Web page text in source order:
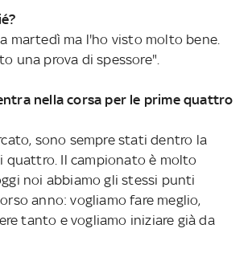
martedì ma l'ho visto molto bene.
una prova di spessore".
nella corsa per le prime quattro
sono sempre stati dentro la
quattro. Il campionato è molto
noi abbiamo gli stessi punti
anno: vogliamo fare meglio,
tanto e vogliamo iniziare già da